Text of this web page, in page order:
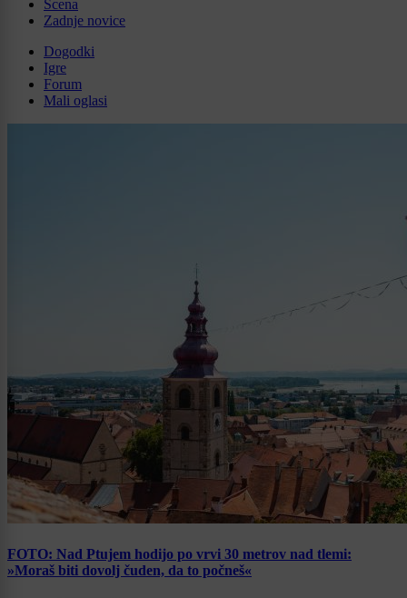
Scena
Zadnje novice
Dogodki
Igre
Forum
Mali oglasi
FOTO: Nad Ptujem hodijo po vrvi 30 metrov nad tlemi:
»Moraš biti dovolj čuden, da to počneš«